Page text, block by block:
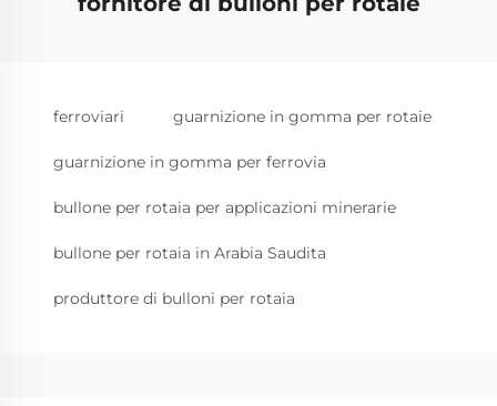
ferroviari guarnizione in gomma per rotaie
guarnizione in gomma per ferrovia
bullone per rotaia per applicazioni minerarie
bullone per rotaia in Arabia Saudita
produttore di bulloni per rotaia